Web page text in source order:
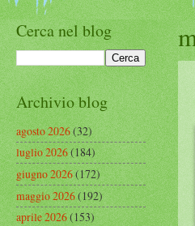
Cerca nel blog
Archivio blog
agosto 2026(32)
luglio 2026(184)
giugno 2026(172)
maggio 2026(192)
aprile 2026(153)